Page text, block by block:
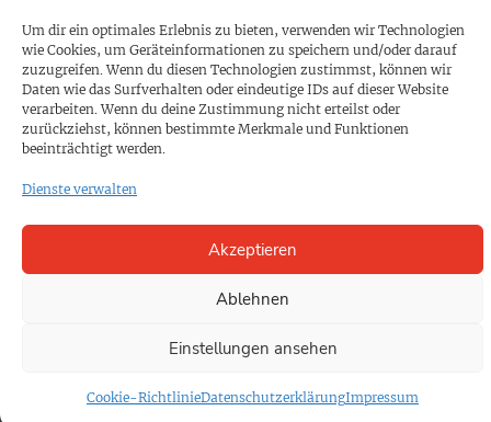
Um dir ein optimales Erlebnis zu bieten, verwenden wir Technologien
wie Cookies, um Geräteinformationen zu speichern und/oder darauf
zuzugreifen. Wenn du diesen Technologien zustimmst, können wir
Daten wie das Surfverhalten oder eindeutige IDs auf dieser Website
verarbeiten. Wenn du deine Zustimmung nicht erteilst oder
zurückziehst, können bestimmte Merkmale und Funktionen
beeinträchtigt werden.
Dienste verwalten
Akzeptieren
Ablehnen
Einstellungen ansehen
Cookie-RichtlinieDatenschutzerklärungImpressum
Mediadaten
PROKOMPAKT
Impressum
SPENDEN
KONTAKT